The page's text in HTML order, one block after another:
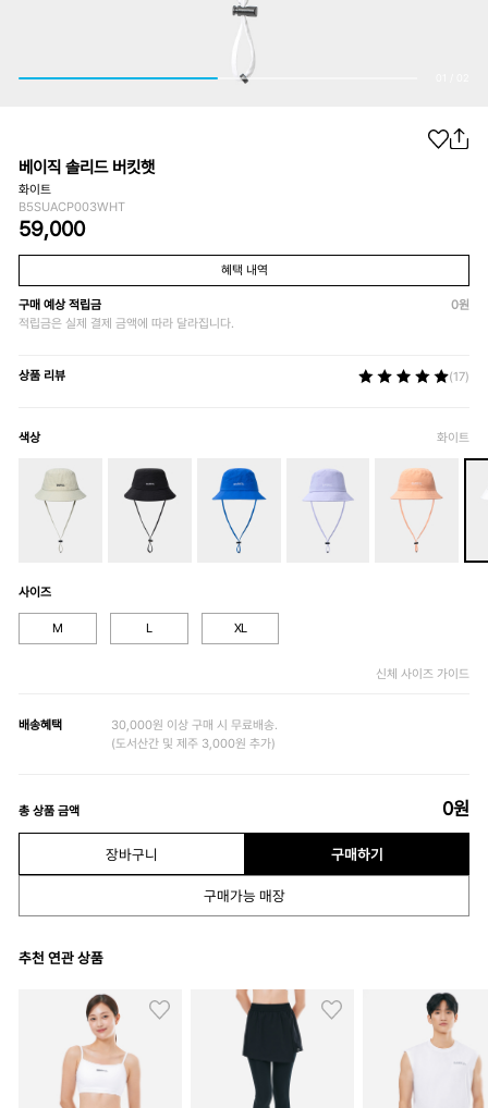
베이직 솔리드 버킷햇
화이트
B5SUACP003WHT
59,000
혜택 내역
구매 예상 적립금 0원
적립금은 실제 결제 금액에 따라 달라집니다.
상품 리뷰 (17)
색상 화이트
사이즈
M L XL
신체 사이즈 가이드
배송혜택
30,000원 이상 구매 시 무료배송.
(도서산간 및 제주 3,000원 추가)
총 상품 금액 0원
장바구니 구매하기
구매가능 매장
추천 연관 상품